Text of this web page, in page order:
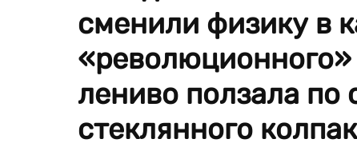
сменили физику в
лениво ползала по
стеклянного